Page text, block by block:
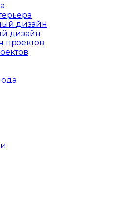
дизайн
дизайн
проектов